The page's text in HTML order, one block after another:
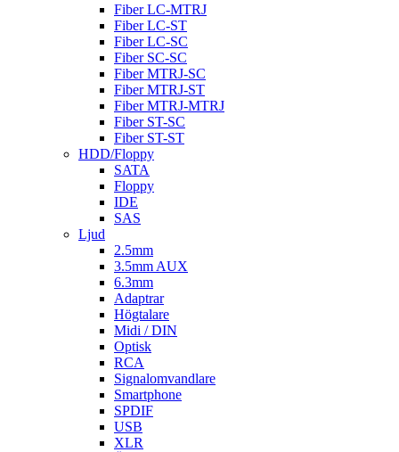
Fiber LC-MTRJ
Fiber LC-ST
Fiber LC-SC
Fiber SC-SC
Fiber MTRJ-SC
Fiber MTRJ-ST
Fiber MTRJ-MTRJ
Fiber ST-SC
Fiber ST-ST
HDD/Floppy
SATA
Floppy
IDE
SAS
Ljud
2.5mm
3.5mm AUX
6.3mm
Adaptrar
Högtalare
Midi / DIN
Optisk
RCA
Signalomvandlare
Smartphone
SPDIF
USB
XLR